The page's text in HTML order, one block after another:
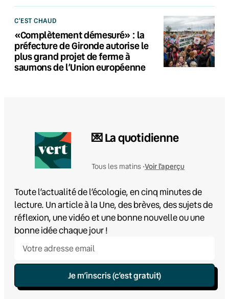
C'EST CHAUD
«Complètement démesuré» : la
préfecture de Gironde autorise le
plus grand projet de ferme à
saumons de l’Union européenne
💌 La quotidienne
Tous les matins •Voir l'aperçu
Toute l’actualité de l’écologie, en cinq minutes de
lecture. Un article à la Une, des brèves, des sujets de
réflexion, une vidéo et une bonne nouvelle ou une
bonne idée chaque jour !
Je m’inscris (c’est gratuit)